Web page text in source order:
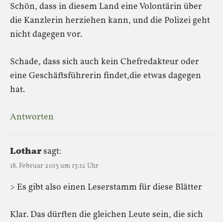
Schön, dass in diesem Land eine Volontärin über
die Kanzlerin herziehen kann, und die Polizei geht
nicht dagegen vor.
Schade, dass sich auch kein Chefredakteur oder
eine Geschäftsführerin findet,die etwas dagegen
hat.
Antworten
Lotharsagt:
18. Februar 2013 um 13:12 Uhr
> Es gibt also einen Leserstamm für diese Blätter
Klar. Das dürften die gleichen Leute sein, die sich